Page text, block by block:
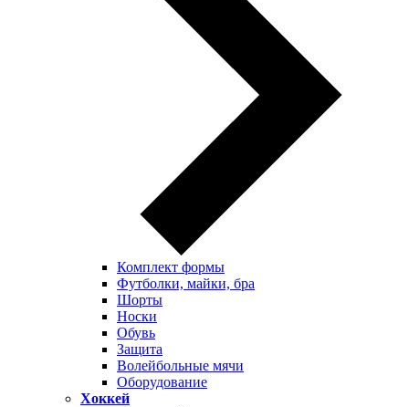
Комплект формы
Футболки, майки, бра
Шорты
Носки
Обувь
Защита
Волейбольные мячи
Оборудование
Хоккей